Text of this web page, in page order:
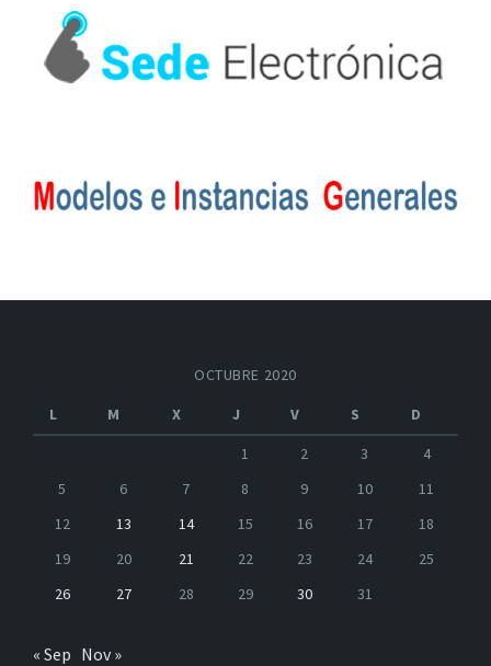
OCTUBRE 2020
L
M X J V S
D
1
2 3
4
5
6 7 8 9 10
11
12
13 14 15 16 17
18
19
20 21 22 23 24
25
26
27 28 29 30 31
« Sep Nov »